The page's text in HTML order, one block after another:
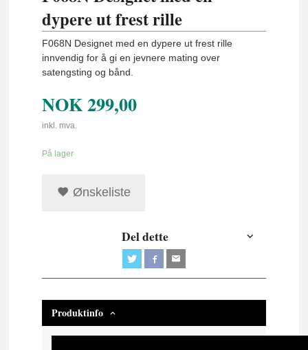
dypere ut frest rille
F068N Designet med en dypere ut frest rille
innvendig for å gi en jevnere mating over
satengsting og bånd.
NOK299,00
inkl. mva.
På lager
Ønskeliste
Del dette
Produktinfo